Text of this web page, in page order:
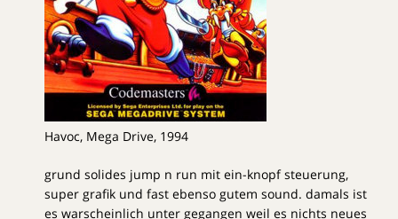
Havoc, Mega Drive, 1994
grund solides jump n run mit ein-knopf steuerung,
super grafik und fast ebenso gutem sound. damals ist
es warscheinlich unter gegangen weil es nichts neues